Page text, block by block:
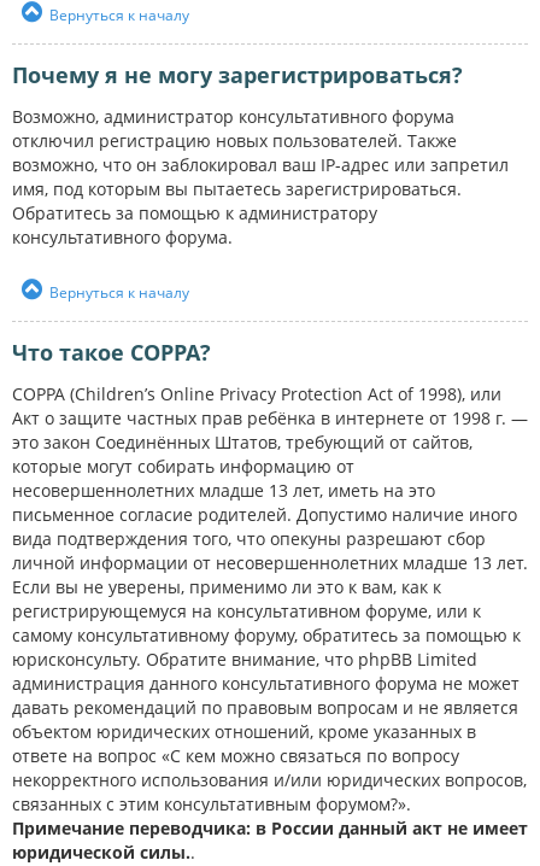
Вернуться к началу
Почему я не могу зарегистрироваться?
Возможно, администратор консультативного форума
отключил регистрацию новых пользователей. Также
возможно, что он заблокировал ваш IP-адрес или запретил
имя, под которым вы пытаетесь зарегистрироваться.
Обратитесь за помощью к администратору
консультативного форума.
Вернуться к началу
Что такое COPPA?
COPPA (Children’s Online Privacy Protection Act of 1998), или
Акт о защите частных прав ребёнка в интернете от 1998 г. —
это закон Соединённых Штатов, требующий от сайтов,
которые могут собирать информацию от
несовершеннолетних младше 13 лет, иметь на это
письменное согласие родителей. Допустимо наличие иного
вида подтверждения того, что опекуны разрешают сбор
личной информации от несовершеннолетних младше 13 лет.
Если вы не уверены, применимо ли это к вам, как к
регистрирующемуся на консультативном форуме, или к
самому консультативному форуму, обратитесь за помощью к
юрисконсульту. Обратите внимание, что phpBB Limited
администрация данного консультативного форума не может
давать рекомендаций по правовым вопросам и не является
объектом юридических отношений, кроме указанных в
ответе на вопрос «С кем можно связаться по вопросу
некорректного использования и/или юридических вопросов,
связанных с этим консультативным форумом?».
Примечание переводчика: в России данный акт не имеет
юридической силы..